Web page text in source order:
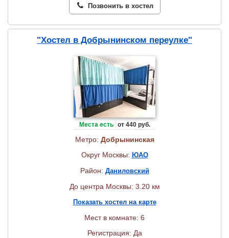
Позвонить в хостел
"Хостел в Добрынинском переулке"
Места есть от 440 руб.
Метро: Добрынинская
Округ Москвы: ЮАО
Район: Даниловский
До центра Москвы: 3.20 км
Показать хостел на карте
Мест в комнате: 6
Регистрация: Да